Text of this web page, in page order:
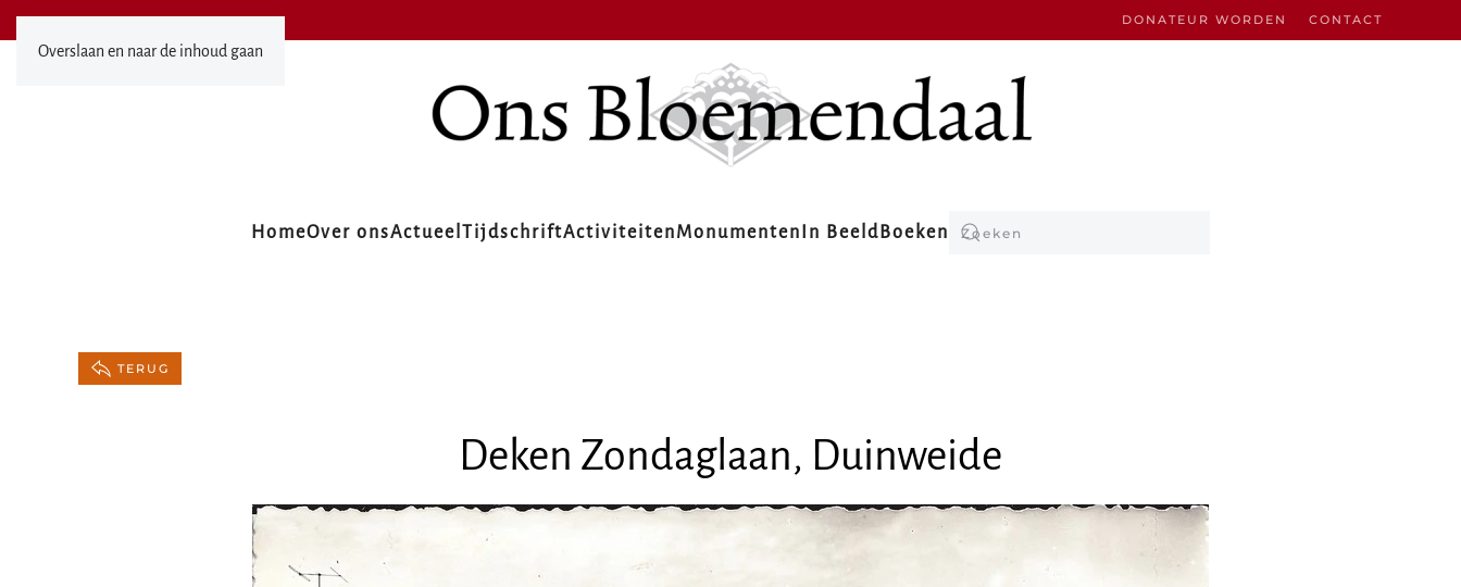
Overslaan en naar de inhoud gaan
DONATEUR WORDEN CONTACT
HomeOver onsActueel TijdschriftActiviteitenMonumenten In Beeld Boeken
TERUG
Deken Zondaglaan, Duinweide